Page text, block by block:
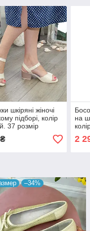
шкіряні жіночі
підборі, колір
37 розмір
на
2
–34%